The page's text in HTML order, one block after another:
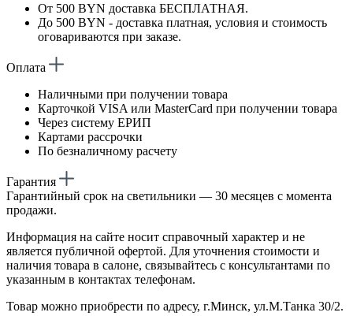
От 500 BYN доставка БЕСПЛАТНАЯ.
До 500 BYN - доставка платная, условия и стоимость
оговариваются при заказе.
Оплата
Наличными при получении товара
Карточкой VISA или MasterCard при получении товара
Через систему ЕРИП
Картами рассрочки
По безналичному расчету
Гарантия
Гарантийный срок на светильники — 30 месяцев с момента
продажи.
Информация на сайте носит справочный характер и не
является публичной офертой. Для уточнения стоимости и
наличия товара в салоне, связывайтесь с консультантами по
указанным в контактах телефонам.
Товар можно приобрести по адресу, г.Минск, ул.М.Танка 30/2.